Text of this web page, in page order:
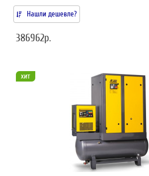
Нашли дешевле?
386962р.
хит